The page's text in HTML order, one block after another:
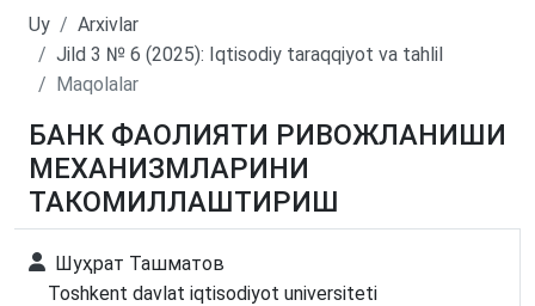
Uy
Arxivlar
Jild 3 № 6 (2025): Iqtisodiy taraqqiyot va tahlil
Maqolalar
БАНК ФАОЛИЯТИ РИВОЖЛАНИШИ
МЕХАНИЗМЛАРИНИ
ТАКОМИЛЛАШТИРИШ
Шуҳрат Ташматов
Toshkent davlat iqtisodiyot universiteti